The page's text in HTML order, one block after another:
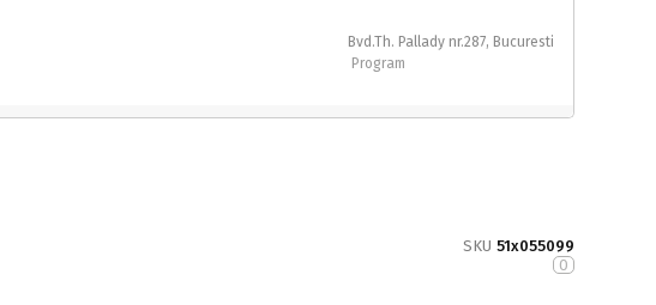
Bvd.Th. Pallady nr.287, Bucuresti
Program
SKU 51x055099
0